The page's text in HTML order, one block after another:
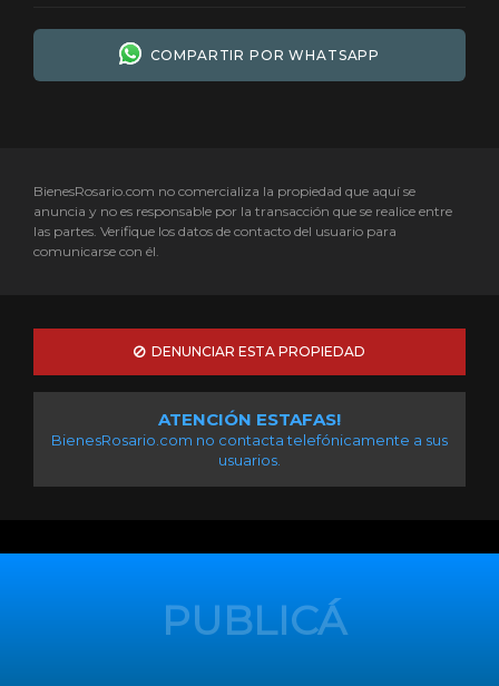
COMPARTIR POR WHATSAPP
BienesRosario.com no comercializa la propiedad que aquí se
anuncia y no es responsable por la transacción que se realice entre
las partes. Verifique los datos de contacto del usuario para
comunicarse con él.
DENUNCIAR ESTA PROPIEDAD
ATENCIÓN ESTAFAS!
BienesRosario.com no contacta telefónicamente a sus
usuarios.